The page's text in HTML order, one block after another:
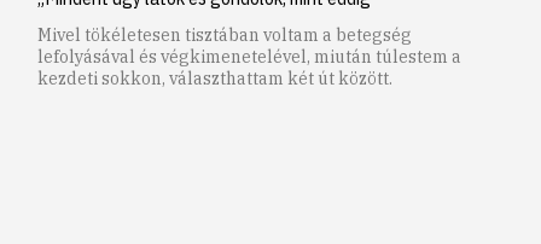
Mivel tökéletesen tisztában voltam a betegség
lefolyásával és végkimenetelével, miután túlestem a
kezdeti sokkon, választhattam két út között.